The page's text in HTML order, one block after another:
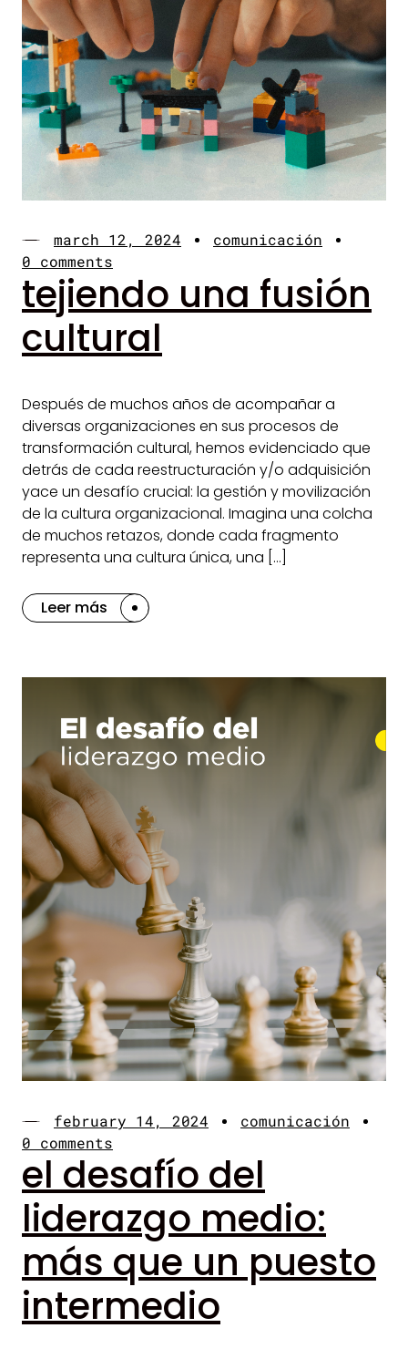
march 12, 2024
comunicación
0 comments
tejiendo una fusión
cultural
Después de muchos años de acompañar a
diversas organizaciones en sus procesos de
transformación cultural, hemos evidenciado que
detrás de cada reestructuración y/o adquisición
yace un desafío crucial: la gestión y movilización
de la cultura organizacional. Imagina una colcha
de muchos retazos, donde cada fragmento
representa una cultura única, una […]
Leer más
february 14, 2024
comunicación
0 comments
el desafío del
liderazgo medio:
más que un puesto
intermedio